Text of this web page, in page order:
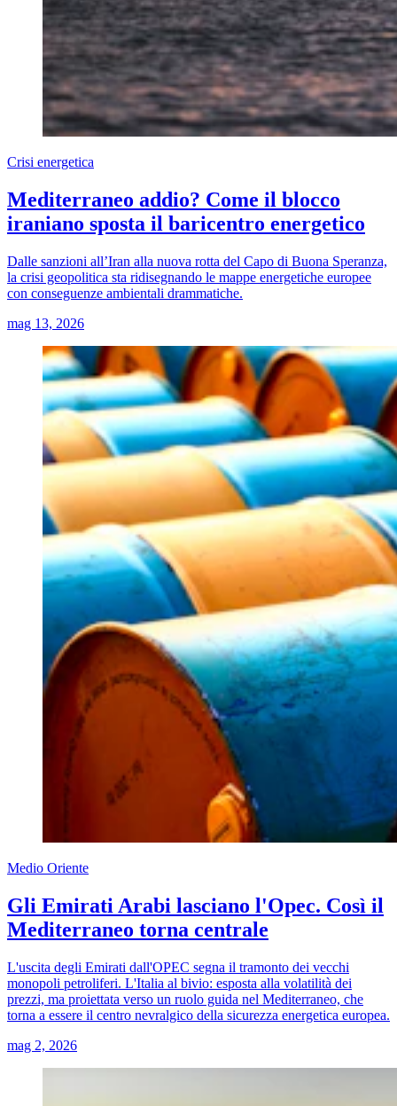
Crisi energetica
Mediterraneo addio? Come il blocco
iraniano sposta il baricentro energetico
Dalle sanzioni all’Iran alla nuova rotta del Capo di Buona Speranza,
la crisi geopolitica sta ridisegnando le mappe energetiche europee
con conseguenze ambientali drammatiche.
mag 13, 2026
Medio Oriente
Gli Emirati Arabi lasciano l'Opec. Così il
Mediterraneo torna centrale
L'uscita degli Emirati dall'OPEC segna il tramonto dei vecchi
monopoli petroliferi. L'Italia al bivio: esposta alla volatilità dei
prezzi, ma proiettata verso un ruolo guida nel Mediterraneo, che
torna a essere il centro nevralgico della sicurezza energetica europea.
mag 2, 2026